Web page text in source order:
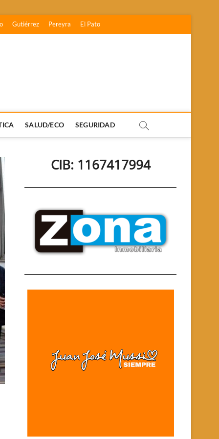
Gutiérrez Pereyra El Pato
SALUD/ECO SEGURIDAD
CIB: 1167417994